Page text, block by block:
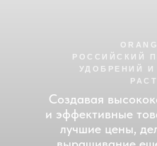
Создавая
и эффективные
лучшие цены,
РОССИЙСКИЙ
УДОБРЕНИЙ